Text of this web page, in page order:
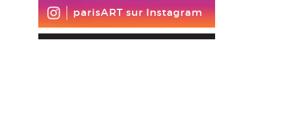
parisART sur Instagram